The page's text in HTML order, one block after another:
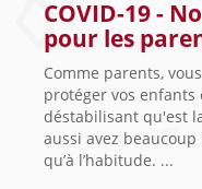
COVID-19 -
pour les
Comme parents,
protéger vos enfants
déstabilisant qu'est
aussi avez
qu’à l’habitude. ...